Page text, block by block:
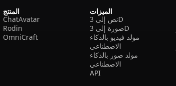
المنتج
ChatAvatar
Rodin
OmniCraft
الميزات
نص إلى 3D
صورة إلى 3D
مولد فيديو بالذكاء
الاصطناعي
مولد صور بالذكاء
الاصطناعي
API